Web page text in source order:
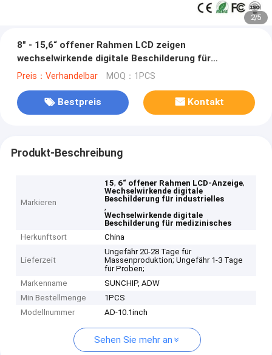
2/5
8" - 15,6“ offener Rahmen LCD zeigen
wechselwirkende digitale Beschilderung für
industrielles/medizinisches an
Preis：Verhandelbar MOQ：1PCS
Bestpreis Kontakt
Produkt-Beschreibung
Markieren
15, 6“ offener Rahmen LCD-Anzeige,
Wechselwirkende digitale
Beschilderung für industrielles
,
Wechselwirkende digitale
Beschilderung für medizinisches
Herkunftsort
China
Lieferzeit
Ungefähr 20-28 Tage für
Massenproduktion; Ungefähr 1-3 Tage
für Proben;
Markenname
SUNCHIP, ADW
Min Bestellmenge
1PCS
Modellnummer
AD-10.1inch
Sehen Sie mehr an